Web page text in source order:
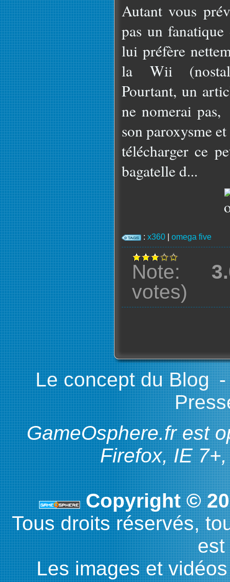
Autant vous
pas un
lui préfère
la Wii
Pourtant, un
ne nomerai
son paroxysme
télécharger ce
bagatelle d...
: x360 omega five
Note:
votes)
Le concept du Blog
GameOsphere.fr est
Firefox, IE
Copyright ©
Tous droits réservés,
est
Les images et